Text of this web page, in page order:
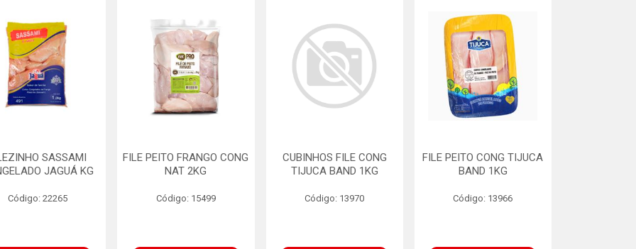
SASSAMI
JAGUÁ KG
Código: 22265
FILE PEITO FRANGO CONG
NAT 2KG
Código: 15499
CUBINHOS FILE CONG
TIJUCA BAND 1KG
Código: 13970
FILE PEITO CONG TIJUCA
BAND 1KG
Código: 13966